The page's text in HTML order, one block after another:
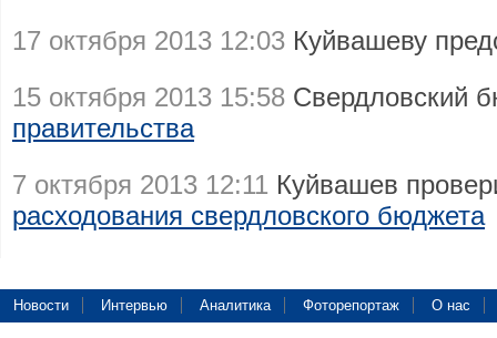
17 октября 2013 12:03 Куйвашеву
15 октября 2013 15:58 Свердловский
правительства
7 октября 2013 12:11 Куйвашев
расходования свердловского бюджета
Новости Интервью Аналитика Фоторепортаж О нас